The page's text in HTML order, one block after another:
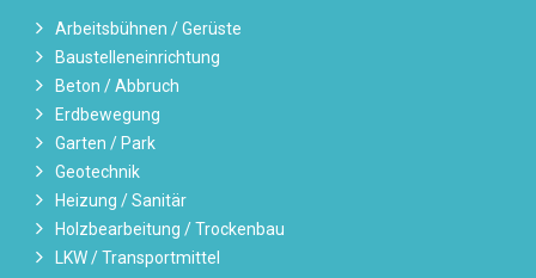
Arbeitsbühnen / Gerüste
Baustelleneinrichtung
Beton / Abbruch
Erdbewegung
Garten / Park
Geotechnik
Heizung / Sanitär
Holzbearbeitung / Trockenbau
LKW / Transportmittel